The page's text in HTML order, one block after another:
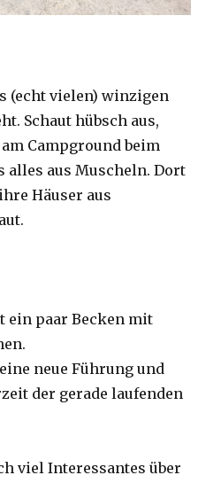
(echt vielen) winzigen
Schaut hübsch aus,
Campground beim
alles aus Muscheln. Dort
Häuser aus
ein paar Becken mit
neue Führung und
der gerade laufenden
viel Interessantes über